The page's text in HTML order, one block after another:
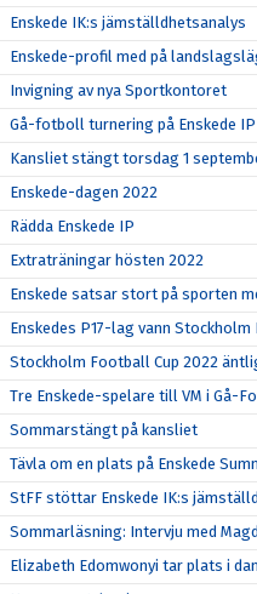
Enskede IK:s jämställdhetsanalys
Enskede-profil med på
Invigning av nya Sportkontoret
Gå-fotboll turnering på Enskede IP
Kansliet stängt torsdag 1
Enskede-dagen 2022
Rädda Enskede IP
Extraträningar hösten 2022
Enskede satsar stort på sporten
Enskedes P17-lag vann Stockholm
Stockholm Football Cup 2022
Tre Enskede-spelare till VM i Gå-
Sommarstängt på kansliet
Tävla om en plats på Enskede
StFF stöttar Enskede IK:s
Sommarläsning: Intervju med
Elizabeth Edomwonyi tar plats i